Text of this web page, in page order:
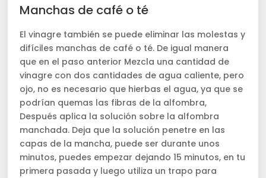
Manchas de café o té
El vinagre también se puede eliminar las molestas y
difíciles manchas de café o té. De igual manera
que en el paso anterior Mezcla una cantidad de
vinagre con dos cantidades de agua caliente, pero
ojo, no es necesario que hierbas el agua, ya que se
podrían quemas las fibras de la alfombra,
Después aplica la solución sobre la alfombra
manchada. Deja que la solución penetre en las
capas de la mancha, puede ser durante unos
minutos, puedes empezar dejando 15 minutos, en tu
primera pasada y luego utiliza un trapo para